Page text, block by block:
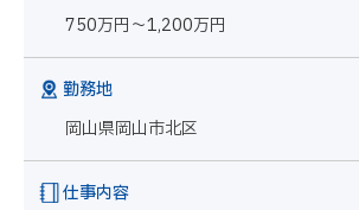
750万円～1,200万円
勤務地
岡山県岡山市北区
仕事内容